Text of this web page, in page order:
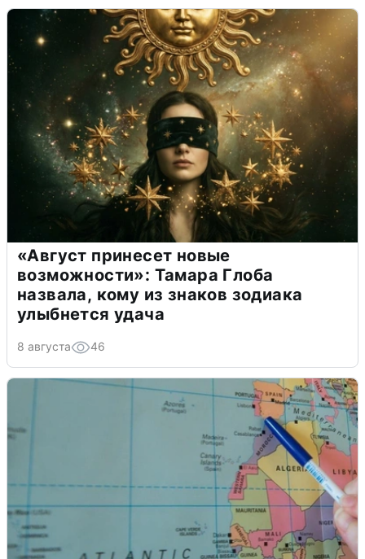
«Август принесет новые
возможности»: Тамара Глоба
назвала, кому из знаков зодиака
улыбнется удача
8 августа 46